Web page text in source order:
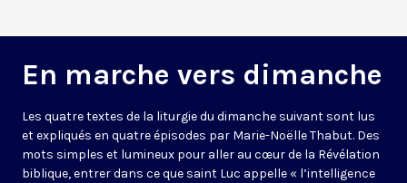
En marche vers dimanche
Les quatre textes de la liturgie du dimanche suivant sont lus
et expliqués en quatre épisodes par Marie-Noëlle Thabut. Des
mots simples et lumineux pour aller au cœur de la Révélation
biblique, entrer dans ce que saint Luc appelle « l’intelligence